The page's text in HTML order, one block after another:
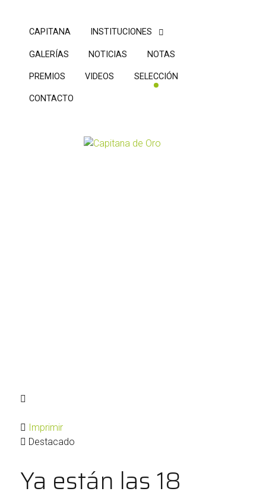
CAPITANA INSTITUCIONES
GALERÍAS NOTICIAS NOTAS
PREMIOS VIDEOS SELECCIÓN
CONTACTO
Imprimir
Destacado
Ya están las 18